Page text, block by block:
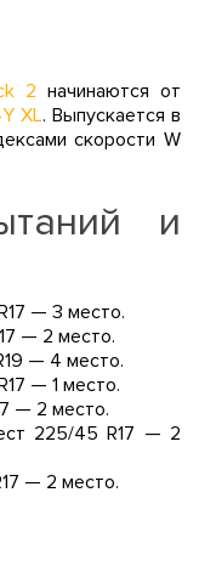
2 начинаются от
XL. Выпускается в
скорости W
и
— 3 место.
— 2 место.
— 4 место.
— 1 место.
— 2 место.
225/45 R17 — 2
— 2 место.